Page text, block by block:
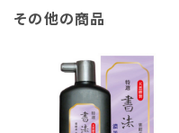
その他の商品